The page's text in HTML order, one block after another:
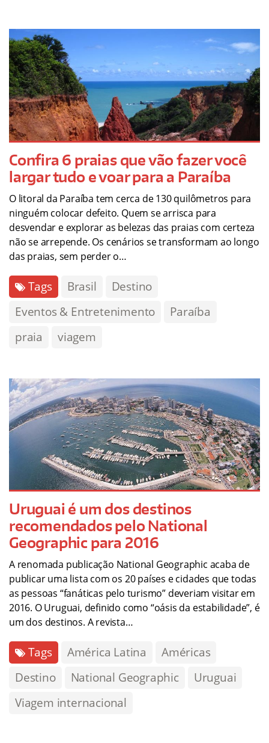
Confira 6 praias que vão fazer você
largar tudo e voar para a Paraíba
O litoral da Paraíba tem cerca de 130 quilômetros para
ninguém colocar defeito. Quem se arrisca para
desvendar e explorar as belezas das praias com certeza
não se arrepende. Os cenários se transformam ao longo
das praias, sem perder o…
Tags Brasil
Destino
Eventos & Entretenimento
Paraíba
praia
viagem
Uruguai é um dos destinos
recomendados pelo National
Geographic para 2016
A renomada publicação National Geographic acaba de
publicar uma lista com os 20 países e cidades que todas
as pessoas “fanáticas pelo turismo” deveriam visitar em
2016. O Uruguai, definido como “oásis da estabilidade”, é
um dos destinos. A revista…
Tags América Latina
Américas
Destino
National Geographic
Uruguai
Viagem internacional